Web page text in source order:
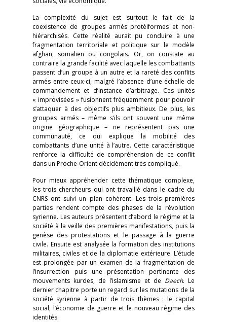
La complexité du sujet est surtout le fait de la
coexistence de groupes armés protéiformes et non-
hiérarchisés. Cette réalité aurait pu conduire à une
fragmentation territoriale et politique sur le modèle
afghan, somalien ou congolais. Or, on constate au
contraire la grande facilité avec laquelle les combattants
passent d’un groupe à un autre et la rareté des conflits
armés entre ceux-ci, malgré l’absence d’une échelle de
commandement et d’instance d’arbitrage. Ces unités
« improvisées » fusionnent fréquemment pour pouvoir
s’attaquer à des objectifs plus ambitieux. De plus, les
groupes armés – même s’ils ont souvent une même
origine géographique – ne représentent pas une
communauté, ce qui explique la mobilité des
combattants d’une unité à l’autre. Cette caractéristique
renforce la difficulté de compréhension de ce conflit
dans un Proche-Orient décidément très compliqué.
Pour mieux appréhender cette thématique complexe,
les trois chercheurs qui ont travaillé dans le cadre du
CNRS ont suivi un plan cohérent. Les trois premières
parties rendent compte des phases de la révolution
syrienne. Les auteurs présentent d’abord le régime et la
société à la veille des premières manifestations, puis la
genèse des protestations et le passage à la guerre
civile. Ensuite est analysée la formation des institutions
militaires, civiles et de la diplomatie extérieure. L’étude
est prolongée par un examen de la fragmentation de
l’insurrection puis une présentation pertinente des
mouvements kurdes, de l’islamisme et de Daech. Le
dernier chapitre porte un regard sur les mutations de la
société syrienne à partir de trois thèmes : le capital
social, l’économie de guerre et le nouveau régime des
identités.